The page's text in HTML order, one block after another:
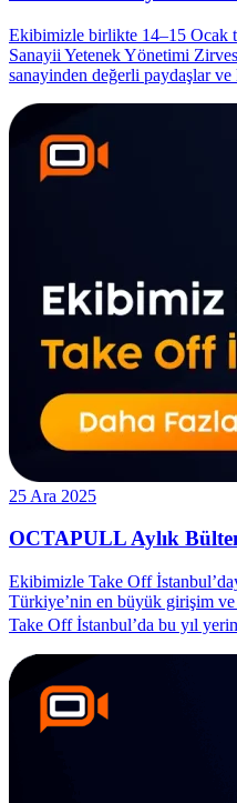
Ekibimizle birlikte 14–15 Ocak
Sanayii Yetenek Yönetimi
sanayinden değerli paydaşlar ve
25 Ara 2025
OCTAPULL Aylık
Ekibimizle Take Off
Türkiye’nin en büyük girişim
Take Off İstanbul’da bu yıl